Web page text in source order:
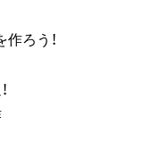
ろう！